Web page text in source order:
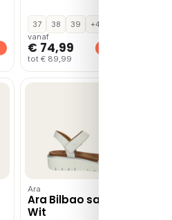
37 38 39
+4
vanaf
€ 74,99
tot € 89,99
Ara
Ara Bilbao sandalen –
Wit